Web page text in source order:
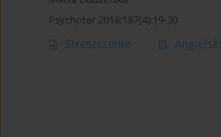
Psychoter 2018;187(4):19-30
Streszczenie Angielski